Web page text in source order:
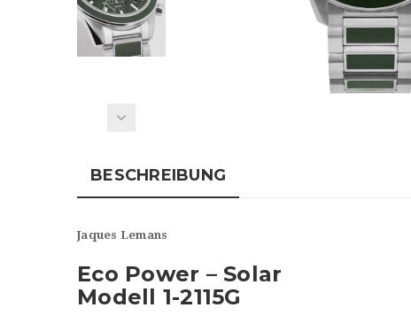
BESCHREIBUNG
Jaques Lemans
Eco Power – Solar
Modell 1-2115G